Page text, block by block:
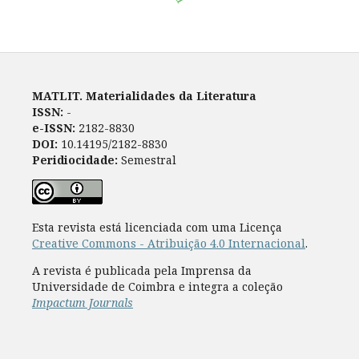
MATLIT. Materialidades da Literatura
ISSN: -
e-ISSN: 2182-8830
DOI: 10.14195/2182-8830
Peridiocidade: Semestral
Esta revista está licenciada com uma Licença
Creative Commons - Atribuição 4.0 Internacional.
A revista é publicada pela Imprensa da
Universidade de Coimbra e integra a coleção
Impactum Journals